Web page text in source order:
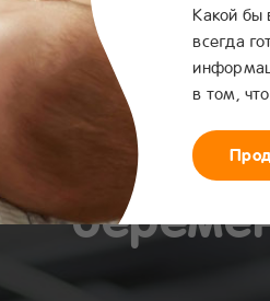
Какой бы
всегда
в том,